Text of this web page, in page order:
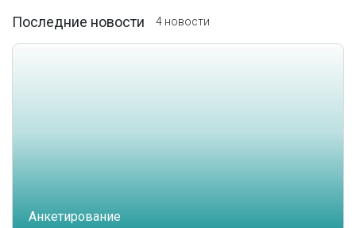
Последние новости 4 новости
Анкетирование